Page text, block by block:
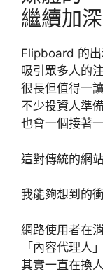
繼續加深
Flipboard 的
吸引眾多人的
很長但值得一
不少投資人準
也會一個接著
這對傳統的網
我能夠想到的
網路使用者在
「內容代理人
其實一直在換